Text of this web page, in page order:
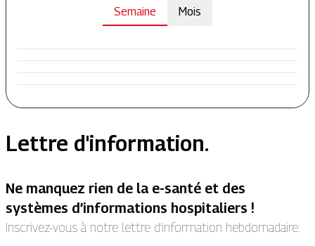
Semaine Mois
Lettre d'information.
Ne manquez rien de la e-santé et des
systèmes d’informations hospitaliers !
Inscrivez-vous à notre lettre d’information hebdomadaire.